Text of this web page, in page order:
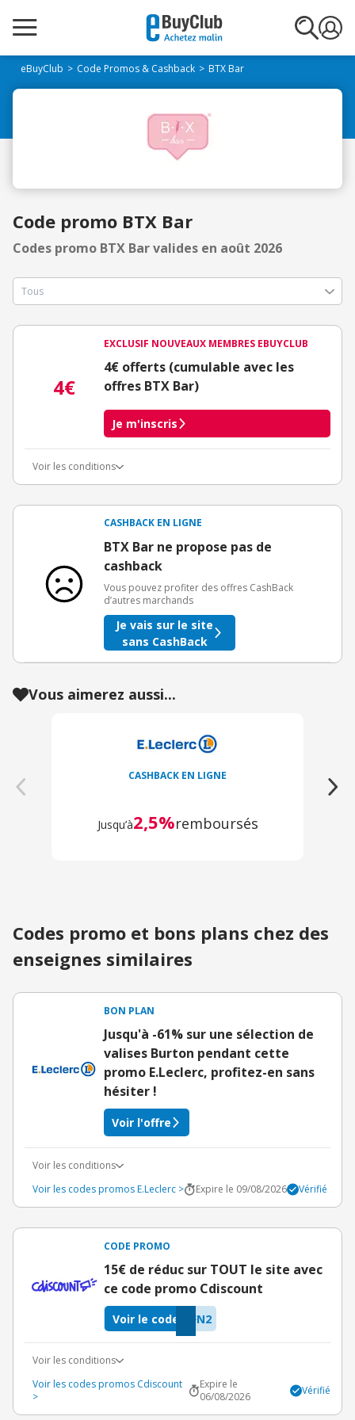
eBuyClub Code Promos & Cashback BTX Bar
Code promo BTX Bar
Codes promo BTX Bar valides en août 2026
4€
EXCLUSIF NOUVEAUX MEMBRES EBUYCLUB
4€ offerts (cumulable avec les
offres BTX Bar)
Je m'inscris
Voir les conditions
3€ de bienvenue crédités immédiatement + 1€ supplémentaire
Offre réservée à une toute première inscription chez eBuyClub.
CASHBACK EN LIGNE
BTX Bar ne propose pas de
cashback
Vous pouvez profiter des offres CashBack
d’autres marchands
Je vais sur le site
sans CashBack
Vous aimerez aussi...
CASHBACK EN LIGNE
Jusqu’à2,5%remboursés
Codes promo et bons plans chez des
enseignes similaires
BON PLAN
Jusqu'à -61% sur une sélection de
valises Burton pendant cette
promo E.Leclerc, profitez-en sans
hésiter !
Voir l'offre
Voir les conditions
Voir les codes promos E.Leclerc >
Expire le 09/08/2026 Vérifié
CODE PROMO
15€ de réduc sur TOUT le site avec
ce code promo Cdiscount
FN2
Voir le code
Voir les conditions
Voir les codes promos Cdiscount
>
Expire le
06/08/2026
Vérifié